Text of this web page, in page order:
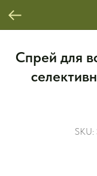
Спрей для
SKU: